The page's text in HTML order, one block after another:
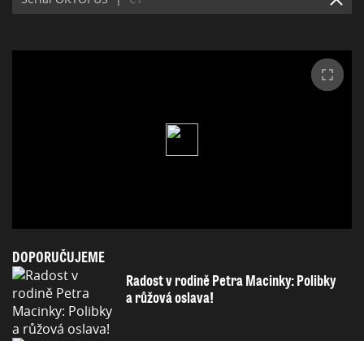
DOPORUČUJEME
Radost v rodině Petra Macinky: Polibky
a růžová oslava!